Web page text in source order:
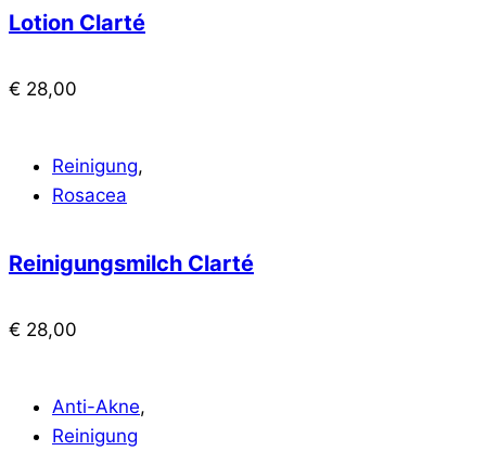
Lotion Clarté
€ 28,00
Reinigung,
Rosacea
Reinigungsmilch Clarté
€ 28,00
Anti-Akne,
Reinigung